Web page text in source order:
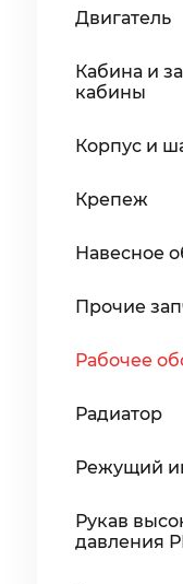
Двигатель
Кабина и
кабины
Корпус и
Крепеж
Навесное
Прочие
Рабочее
Радиатор
Режущий
Рукав
давления